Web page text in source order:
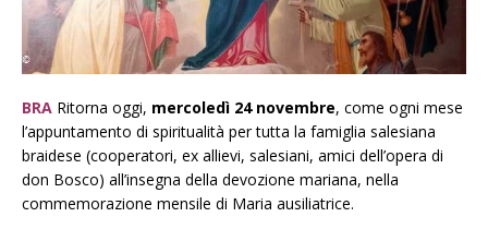
BRA Ritorna oggi, mercoledì 24 novembre, come ogni mese
l’appuntamento di spiritualità per tutta la famiglia salesiana
braidese (cooperatori, ex allievi, salesiani, amici dell’opera di
don Bosco) all’insegna della devozione mariana, nella
commemorazione mensile di Maria ausiliatrice.